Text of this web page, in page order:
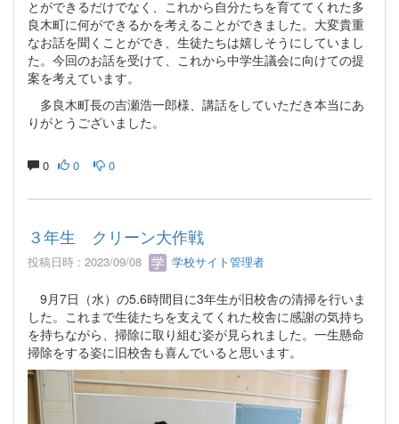
とができるだけでなく、これから自分たちを育ててくれた多
良木町に何ができるかを考えることができました。大変貴重
なお話を聞くことができ、生徒たちは嬉しそうにしていまし
た。今回のお話を受けて、これから中学生議会に向けての提
案を考えています。
多良木町長の吉瀬浩一郎様、講話をしていただき本当にあ
りがとうございました。
0 0 0
３年生 クリーン大作戦
投稿日時 : 2023/09/08 学校サイト管理者
9月7日（水）の5.6時間目に3年生が旧校舎の清掃を行いま
した。これまで生徒たちを支えてくれた校舎に感謝の気持ち
を持ちながら、掃除に取り組む姿が見られました。一生懸命
掃除をする姿に旧校舎も喜んでいると思います。